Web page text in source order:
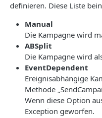
GetEventsOfSubscriber
definieren. Diese Liste
Manual
Die Kampagne wird
ABSplit
Die Kampagne wird
EventDependent
Ereignisabhängige
Methode
Wenn diese Option
Exception geworfen.